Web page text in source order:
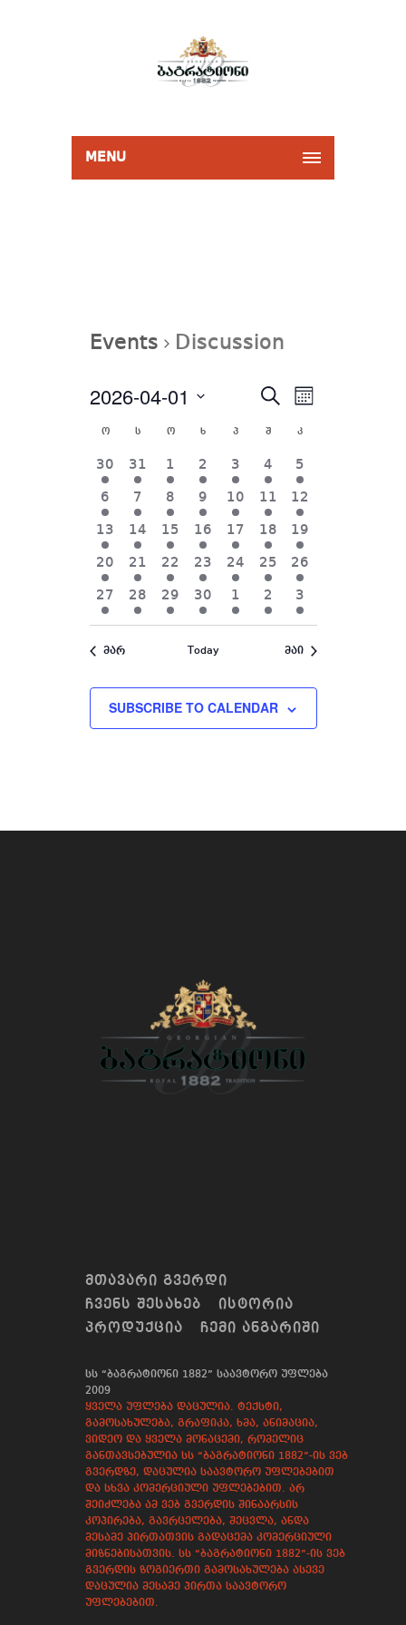
MENU
Events Discussion
Events
Search
and
Navigation
SEARCHEvent
Views
Navigation
MONTH
2026-04-01
Select
Calendar
ო ს ო ხ პ შ კ
3
events,
30
3
events,
31
3
events,
1
3
events,
2
3
events,
3
3
events,
4
3
events,
5
3
events,
6
3
events,
7
3
events,
8
3
events,
9
3
events,
10
3
events,
11
3
events,
12
3
events,
13
3
events,
14
3
events,
15
3
events,
16
3
events,
17
3
events,
18
3
events,
19
3
events,
20
3
events,
21
3
events,
22
3
events,
23
3
events,
24
3
events,
25
3
events,
26
3
events,
27
3
events,
28
3
events,
29
3
events,
30
3
events,
1
3
events,
2
3
events,
3
მარ Today მაი
SUBSCRIBE TO CALENDAR
ᲛᲗᲐᲕᲐᲠᲘ ᲒᲕᲔᲠᲓᲘ
ᲩᲕᲔᲜᲡ ᲨᲔᲡᲐᲮᲔᲑ
ᲘᲡᲢᲝᲠᲘᲐ
ᲞᲠᲝᲓᲣᲥᲪᲘᲐ
ᲩᲔᲛᲘ ᲐᲜᲒᲐᲠᲘᲨᲘ
სს “ბაგრატიონი 1882” საავტორო უფლება
2009
ყველა უფლება დაცულია. ტექსტი,
გამოსახულება, გრაფიკა, ხმა, ანიმაცია,
ვიდეო და ყველა მონაცემი, რომელიც
განთავსებულია სს “ბაგრატიონი 1882”-ის ვებ
გვერდზე, დაცულია საავტორო უფლებებით
და სხვა კომერციული უფლებებით. არ
შეიძლება ამ ვებ გვერდის შინაარსის
კოპირება, გავრცელება, შეცვლა, ანდა
მესამე პირთათვის გადაცემა კომერციული
მიზნებისათვის. სს “ბაგრატიონი 1882”-ის ვებ
გვერდის ზოგიერთი გამოსახულება ასევე
დაცულია მესამე პირთა საავტორო
უფლებებით.